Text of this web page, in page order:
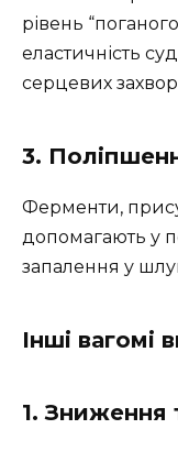
рівень
еластичність
серцевих
3.
Ферменти,
допомагають у
запалення у
Іншi вагомі
1. Зниження